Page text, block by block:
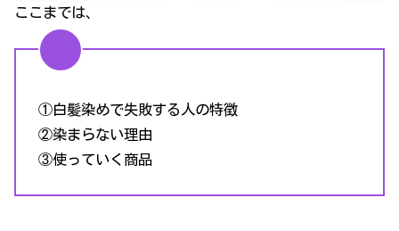
ここまでは、
①白髪染めで失敗する人の特徴
②染まらない理由
③使っていく商品